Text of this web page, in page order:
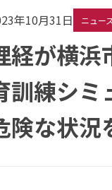
年10月31日 ニュー
経が横浜
訓練シミ
険な状況